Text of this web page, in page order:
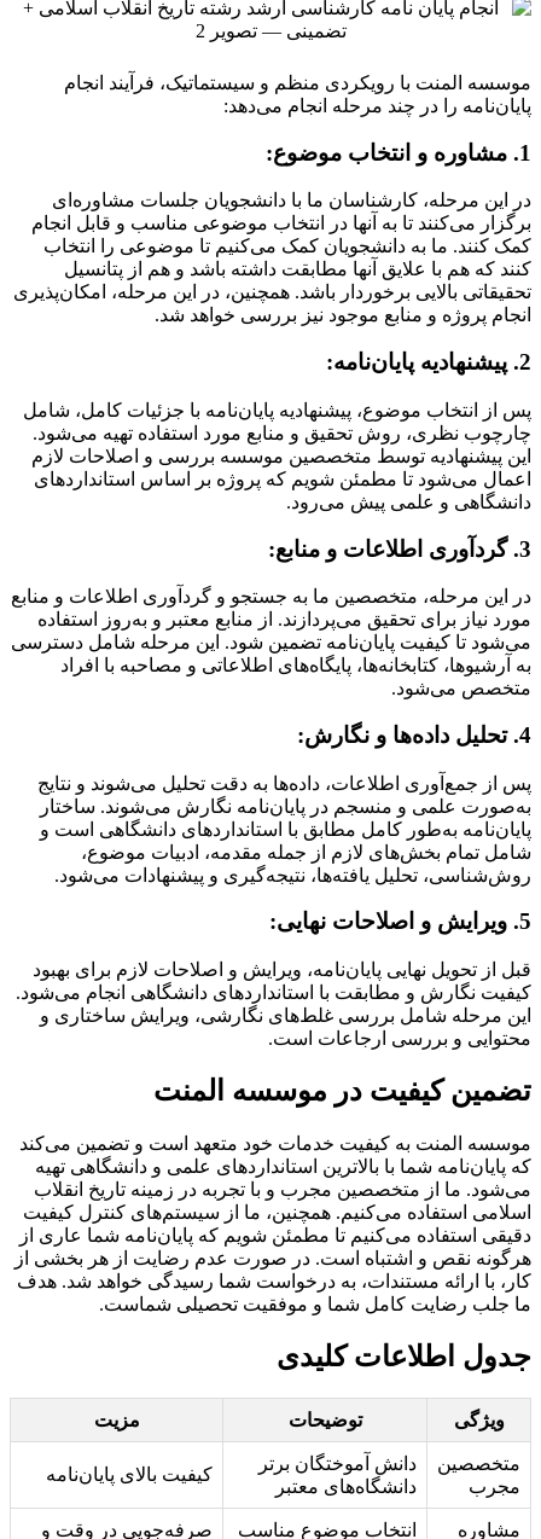
موسسه المنت با رویکردی منظم و سیستماتیک، فرآیند انجام
پایان‌نامه را در چند مرحله انجام می‌دهد:
1. مشاوره و انتخاب موضوع:
در این مرحله، کارشناسان ما با دانشجویان جلسات مشاوره‌ای
برگزار می‌کنند تا به آنها در انتخاب موضوعی مناسب و قابل انجام
کمک کنند. ما به دانشجویان کمک می‌کنیم تا موضوعی را انتخاب
کنند که هم با علایق آنها مطابقت داشته باشد و هم از پتانسیل
تحقیقاتی بالایی برخوردار باشد. همچنین، در این مرحله، امکان‌پذیری
انجام پروژه و منابع موجود نیز بررسی خواهد شد.
2. پیشنهادیه پایان‌نامه:
پس از انتخاب موضوع، پیشنهادیه پایان‌نامه با جزئیات کامل، شامل
چارچوب نظری، روش تحقیق و منابع مورد استفاده تهیه می‌شود.
این پیشنهادیه توسط متخصصین موسسه بررسی و اصلاحات لازم
اعمال می‌شود تا مطمئن شویم که پروژه بر اساس استانداردهای
دانشگاهی و علمی پیش می‌رود.
3. گردآوری اطلاعات و منابع:
در این مرحله، متخصصین ما به جستجو و گردآوری اطلاعات و منابع
مورد نیاز برای تحقیق می‌پردازند. از منابع معتبر و به‌روز استفاده
می‌شود تا کیفیت پایان‌نامه تضمین شود. این مرحله شامل دسترسی
به آرشیوها، کتابخانه‌ها، پایگاه‌های اطلاعاتی و مصاحبه با افراد
متخصص می‌شود.
4. تحلیل داده‌ها و نگارش:
پس از جمع‌آوری اطلاعات، داده‌ها به دقت تحلیل می‌شوند و نتایج
به‌صورت علمی و منسجم در پایان‌نامه نگارش می‌شوند. ساختار
پایان‌نامه به‌طور کامل مطابق با استانداردهای دانشگاهی است و
شامل تمام بخش‌های لازم از جمله مقدمه، ادبیات موضوع،
روش‌شناسی، تحلیل یافته‌ها، نتیجه‌گیری و پیشنهادات می‌شود.
5. ویرایش و اصلاحات نهایی:
قبل از تحویل نهایی پایان‌نامه، ویرایش و اصلاحات لازم برای بهبود
کیفیت نگارش و مطابقت با استانداردهای دانشگاهی انجام می‌شود.
این مرحله شامل بررسی غلط‌های نگارشی، ویرایش ساختاری و
محتوایی و بررسی ارجاعات است.
تضمین کیفیت در موسسه المنت
موسسه المنت به کیفیت خدمات خود متعهد است و تضمین می‌کند
که پایان‌نامه شما با بالاترین استانداردهای علمی و دانشگاهی تهیه
می‌شود. ما از متخصصین مجرب و با تجربه در زمینه تاریخ انقلاب
اسلامی استفاده می‌کنیم. همچنین، ما از سیستم‌های کنترل کیفیت
دقیقی استفاده می‌کنیم تا مطمئن شویم که پایان‌نامه شما عاری از
هرگونه نقص و اشتباه است. در صورت عدم رضایت از هر بخشی از
کار، با ارائه مستندات، به درخواست شما رسیدگی خواهد شد. هدف
ما جلب رضایت کامل شما و موفقیت تحصیلی شماست.
جدول اطلاعات کلیدی
ویژگی توضیحات مزیت
متخصصین
مجرب
دانش آموختگان برتر
دانشگاه‌های معتبر
کیفیت بالای پایان‌نامه
مشاوره انتخاب موضوع مناسب صرفه‌جویی در وقت و